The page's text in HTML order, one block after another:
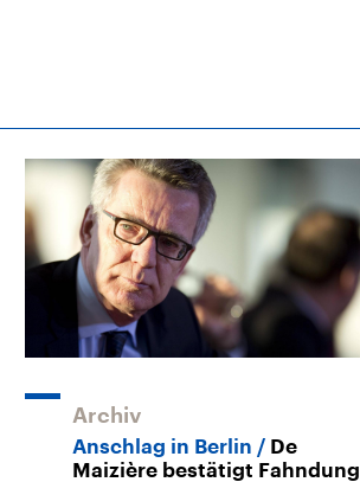
Archiv
Anschlag in Berlin
De
Maizière bestätigt Fahndung